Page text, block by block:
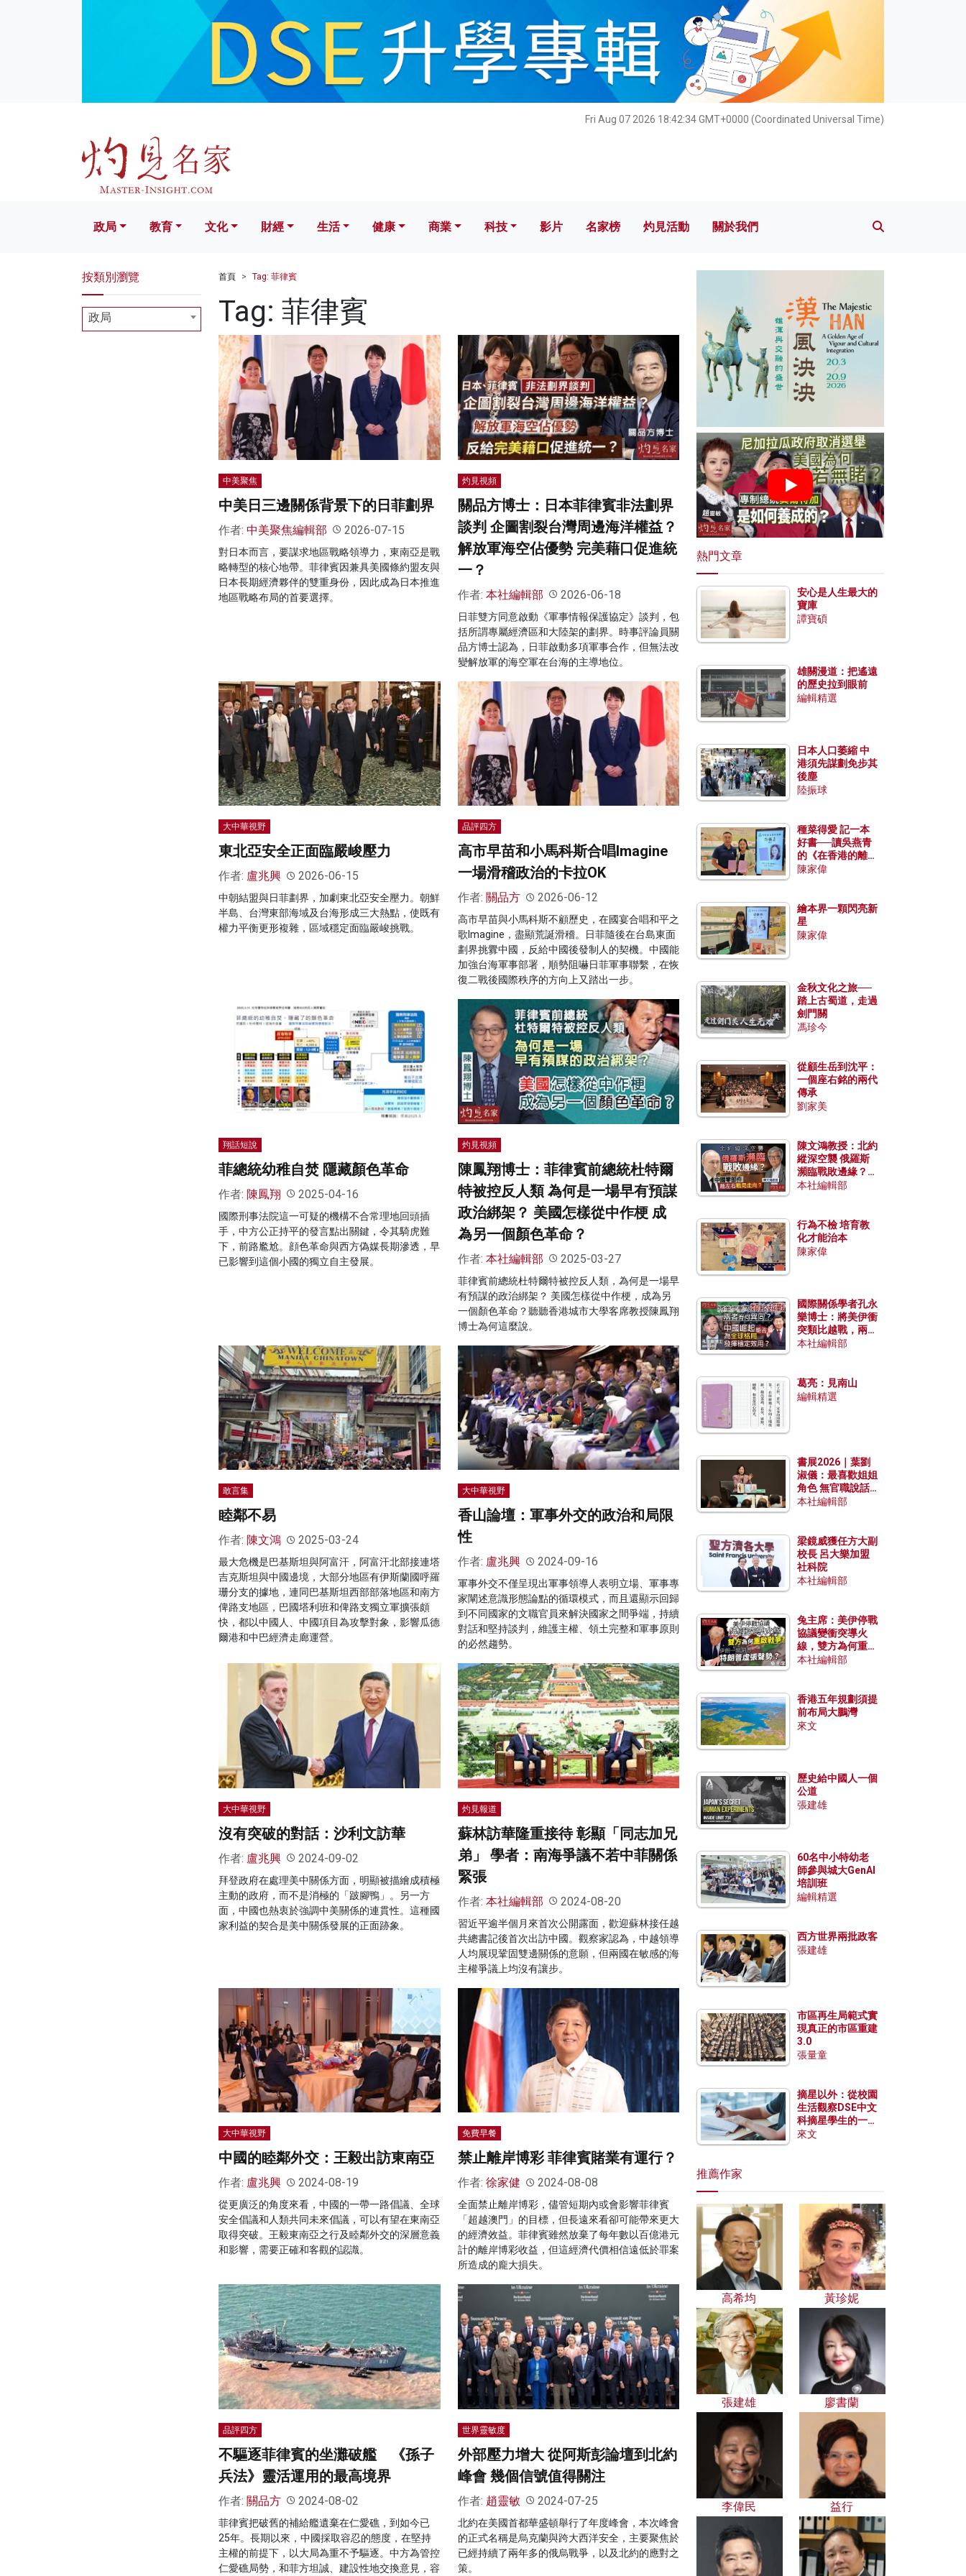
Fri Aug 07 2026 18:42:35 GMT+0000 (Coordinated Universal Time)
文化 財經 生活 健康 科技 影片 名家榜 灼見活動 關於我們
政局 教育 文化 財經 生活 健康 商業 科技 影片 名家榜 灼見活動 關於我們
首頁 Tag: 菲律賓
Tag: 菲律賓
中美聚焦
中美日三邊關係背景下的日菲劃界
作者: 中美聚焦編輯部 2026-07-15
對日本而言，要謀求地區戰略領導力，東南亞是戰
略轉型的核心地帶。菲律賓因兼具美國條約盟友與
日本長期經濟夥伴的雙重身份，因此成為日本推進
地區戰略布局的首要選擇。
灼見視頻
關品方博士：日本菲律賓非法劃界
談判 企圖割裂台灣周邊海洋權益？
解放軍海空佔優勢 完美藉口促進統
一？
作者: 本社編輯部 2026-06-18
日菲雙方同意啟動《軍事情報保護協定》談判，包
括所謂專屬經濟區和大陸架的劃界。時事評論員關
品方博士認為，日菲啟動多項軍事合作，但無法改
變解放軍的海空軍在台海的主導地位。
大中華視野
東北亞安全正面臨嚴峻壓力
作者: 盧兆興 2026-06-15
中朝結盟與日菲劃界，加劇東北亞安全壓力。朝鮮
半島、台灣東部海域及台海形成三大熱點，使既有
權力平衡更形複雜，區域穩定面臨嚴峻挑戰。
品評四方
高市早苗和小馬科斯合唱Imagine
一場滑稽政治的卡拉OK
作者: 關品方 2026-06-12
高市早苗與小馬科斯不顧歷史，在國宴合唱和平之
歌Imagine，盡顯荒誕滑稽。日菲隨後在台島東面
劃界挑釁中國，反給中國後發制人的契機。中國能
加強台海軍事部署，順勢阻嚇日菲軍事聯繫，在恢
復二戰後國際秩序的方向上又踏出一步。
翔話短說
菲總統幼稚自焚 隱藏顏色革命
作者: 陳鳳翔 2025-04-16
國際刑事法院這一可疑的機構不合常理地回頭插
手，中方公正持平的發言點出關鍵，令其騎虎難
下，前路尷尬。顔色革命與西方偽媒長期滲透，早
已影響到這個小國的獨立自主發展。
灼見視頻
陳鳳翔博士：菲律賓前總統杜特爾
特被控反人類 為何是一場早有預謀
政治綁架？ 美國怎樣從中作梗 成
為另一個顏色革命？
作者: 本社編輯部 2025-03-27
菲律賓前總統杜特爾特被控反人類，為何是一場早
有預謀的政治綁架？ 美國怎樣從中作梗，成為另
一個顏色革命？聽聽香港城市大學客席教授陳鳳翔
博士為何這麼說。
敢言集
睦鄰不易
作者: 陳文鴻 2025-03-24
最大危機是巴基斯坦與阿富汗，阿富汗北部接連塔
吉克斯坦與中國邊境，大部分地區有伊斯蘭國呼羅
珊分支的據地，連同巴基斯坦西部部落地區和南方
俾路支地區，巴國塔利班和俾路支獨立軍擴張頗
快，都以中國人、中國項目為攻擊對象，影響瓜德
爾港和中巴經濟走廊運營。
大中華視野
香山論壇：軍事外交的政治和局限
性
作者: 盧兆興 2024-09-16
軍事外交不僅呈現出軍事領導人表明立場、軍事專
家闡述意識形態論點的循環模式，而且還顯示回歸
到不同國家的文職官員來解決國家之間爭端，持續
對話和堅持談判，維護主權、領土完整和軍事原則
的必然趨勢。
大中華視野
沒有突破的對話：沙利文訪華
作者: 盧兆興 2024-09-02
拜登政府在處理美中關係方面，明顯被描繪成積極
主動的政府，而不是消極的「跛腳鴨」。另一方
面，中國也熱衷於強調中美關係的連貫性。這種國
家利益的契合是美中關係發展的正面跡象。
灼見報道
蘇林訪華隆重接待 彰顯「同志加兄
弟」 學者：南海爭議不若中菲關係
緊張
作者: 本社編輯部 2024-08-20
習近平逾半個月來首次公開露面，歡迎蘇林接任越
共總書記後首次出訪中國。觀察家認為，中越領導
人均展現鞏固雙邊關係的意願，但兩國在敏感的海
主權爭議上均沒有讓步。
大中華視野
中國的睦鄰外交：王毅出訪東南亞
作者: 盧兆興 2024-08-19
從更廣泛的角度來看，中國的一帶一路倡議、全球
安全倡議和人類共同未來倡議，可以有望在東南亞
取得突破。王毅東南亞之行及睦鄰外交的深層意義
和影響，需要正確和客觀的認識。
免費早餐
禁止離岸博彩 菲律賓賭業有運行？
作者: 徐家健 2024-08-08
全面禁止離岸博彩，儘管短期內或會影響菲律賓
「超越澳門」的目標，但長遠來看卻可能帶來更大
的經濟效益。菲律賓雖然放棄了每年數以百億港元
計的離岸博彩收益，但這經濟代價相信遠低於罪案
所造成的龐大損失。
品評四方
不驅逐菲律賓的坐灘破艦 《孫子
兵法》靈活運用的最高境界
作者: 關品方 2024-08-02
菲律賓把破舊的補給艦遺棄在仁愛礁，到如今已
25年。長期以來，中國採取容忍的態度，在堅持
主權的前提下，以大局為重不予驅逐。中方為管控
仁愛礁局勢，和菲方坦誠、建設性地交換意見，容
世界靈敏度
外部壓力增大 從阿斯彭論壇到北約
峰會 幾個信號值得關注
作者: 趙靈敏 2024-07-25
北約在美國首都華盛頓舉行了年度峰會，本次峰會
的正式名稱是烏克蘭與跨大西洋安全，主要聚焦於
已經持續了兩年多的俄烏戰爭，以及北約的應對之
策。
按類別瀏覽
政局
熱門文章
安心是人生最大的
寶庫
譚寶碩
雄關漫道：把遙遠
的歷史拉到眼前
編輯精選
日本人口萎縮 中
港須先謀劃免步其
後塵
陸振球
種菜得愛 記一本
好書──讀吳燕青
的《在香港的離島
種菜》
陳家偉
繪本界一顆閃亮新
星
陳家偉
金秋文化之旅──
踏上古蜀道，走過
劍門關
馮珍今
從顧生岳到沈平：
一個座右銘的兩代
傳承
劉家美
陳文鴻教授：北約
縱深空襲 俄羅斯
瀕臨戰敗邊緣？中
國零部件能左右戰
本社編輯部
行為不檢 培育教
化才能治本
陳家偉
國際關係學者孔永
樂博士：將美伊衝
突類比越戰，兩者
有何異同？中國崛
本社編輯部
葛亮：見南山
編輯精選
書展2026｜葉劉
淑儀：最喜歡姐姐
角色 無官職說話
包袱少
本社編輯部
梁鏡威獲任方大副
校長 呂大樂加盟
社科院
本社編輯部
兔主席：美伊停戰
協議變衝突導火
線，雙方為何重啟
戰爭？伊朗一早洞
本社編輯部
香港五年規劃須提
前布局大鵬灣
來文
歷史給中國人一個
公道
張建雄
60名中小特幼老
師參與城大GenAI
培訓班
編輯精選
西方世界兩批政客
張建雄
市區再生局範式實
現真正的市區重建
3.0
張量童
摘星以外：從校園
生活觀察DSE中文
科摘星學生的一點
特質
來文
推薦作家
高希均 黃珍妮
張建雄 廖書蘭
李偉民 益行